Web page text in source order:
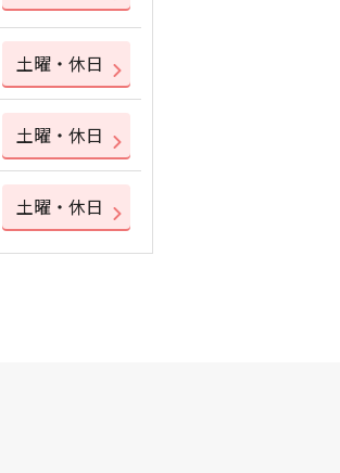
土曜・休日
土曜・休日
土曜・休日